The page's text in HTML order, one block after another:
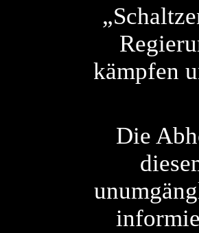
kämpfen
Die